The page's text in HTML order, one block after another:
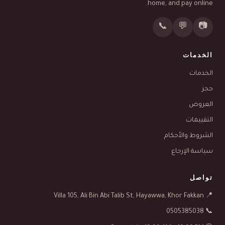
home, and pay online.
📷
💬
📞
الخدمات
الخدمات
حجز
العروض
التقييمات
الشروط والأحكام
سياسة الإرجاع
تواصل
📍 Villa 105, Ali Bin Abi Talib St, Hayawwa, Khor Fakkan
📞 0505385038